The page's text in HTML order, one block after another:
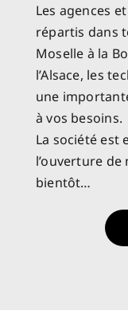
Les agences
répartis dans
Moselle à la
l’Alsace, les
une
à vos besoins.
La société est
l’ouverture
bientôt…